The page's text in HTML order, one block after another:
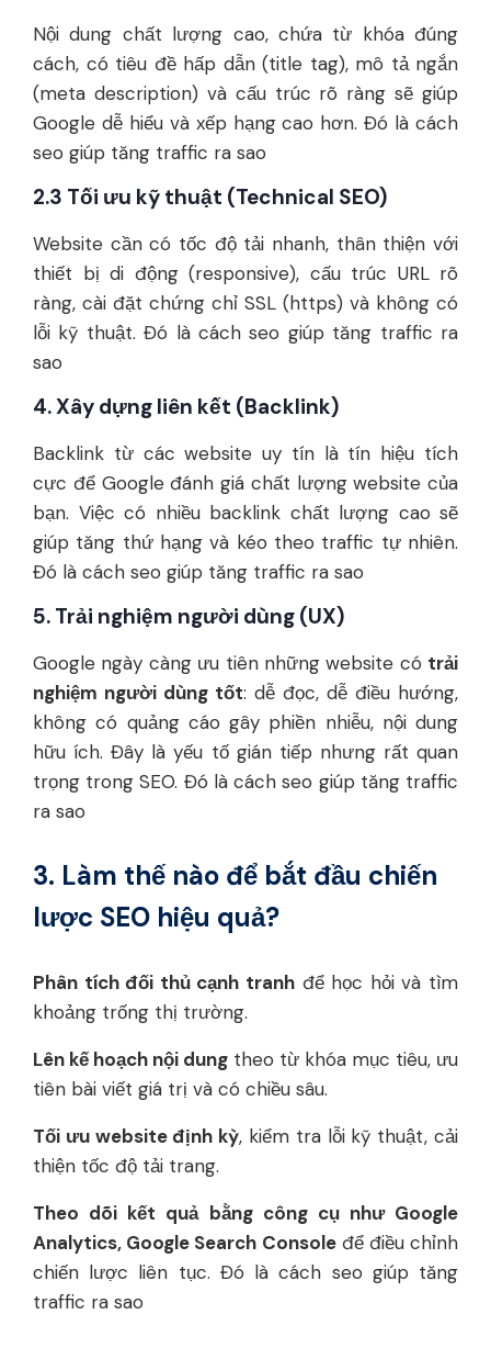
Nội dung chất lượng cao, chứa từ khóa đúng
cách, có tiêu đề hấp dẫn (title tag), mô tả ngắn
(meta description) và cấu trúc rõ ràng sẽ giúp
Google dễ hiểu và xếp hạng cao hơn. Đó là cách
seo giúp tăng traffic ra sao
2.3 Tối ưu kỹ thuật (Technical SEO)
Website cần có tốc độ tải nhanh, thân thiện với
thiết bị di động (responsive), cấu trúc URL rõ
ràng, cài đặt chứng chỉ SSL (https) và không có
lỗi kỹ thuật. Đó là cách seo giúp tăng traffic ra
sao
4. Xây dựng liên kết (Backlink)
Backlink từ các website uy tín là tín hiệu tích
cực để Google đánh giá chất lượng website của
bạn. Việc có nhiều backlink chất lượng cao sẽ
giúp tăng thứ hạng và kéo theo traffic tự nhiên.
Đó là cách seo giúp tăng traffic ra sao
5. Trải nghiệm người dùng (UX)
Google ngày càng ưu tiên những website có trải
nghiệm người dùng tốt: dễ đọc, dễ điều hướng,
không có quảng cáo gây phiền nhiễu, nội dung
hữu ích. Đây là yếu tố gián tiếp nhưng rất quan
trọng trong SEO. Đó là cách seo giúp tăng traffic
ra sao
3. Làm thế nào để bắt đầu chiến
lược SEO hiệu quả?
Phân tích đối thủ cạnh tranh để học hỏi và tìm
khoảng trống thị trường.
Lên kế hoạch nội dung theo từ khóa mục tiêu, ưu
tiên bài viết giá trị và có chiều sâu.
Tối ưu website định kỳ, kiểm tra lỗi kỹ thuật, cải
thiện tốc độ tải trang.
Theo dõi kết quả bằng công cụ như Google
Analytics, Google Search Consoleđể điều chỉnh
chiến lược liên tục. Đó là cách seo giúp tăng
traffic ra sao